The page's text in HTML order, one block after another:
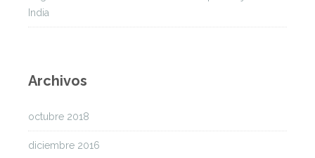
India
Archivos
octubre 2018
diciembre 2016